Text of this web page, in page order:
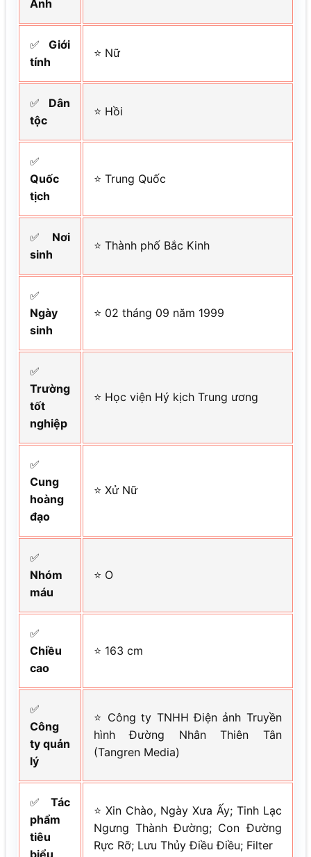
Anh
✅ Giới
tính
⭐ Nữ
✅ Dân
tộc
⭐ Hồi
✅
Quốc
tịch
⭐ Trung Quốc
✅ Nơi
sinh
⭐ Thành phố Bắc Kinh
✅
Ngày
sinh
⭐ 02 tháng 09 năm 1999
✅
Trường
tốt
nghiệp
⭐ Học viện Hý kịch Trung ương
✅
Cung
hoàng
đạo
⭐ Xử Nữ
✅
Nhóm
máu
⭐ O
✅
Chiều
cao
⭐ 163 cm
✅
Công
ty quản
lý
⭐ Công ty TNHH Điện ảnh Truyền
hình Đường Nhân Thiên Tân
(Tangren Media)
✅ Tác
phẩm
tiêu
⭐ Xin Chào, Ngày Xưa Ấy; Tinh Lạc
Ngưng Thành Đường; Con Đường
Rực Rỡ; Lưu Thủy Điều Điều; Filter